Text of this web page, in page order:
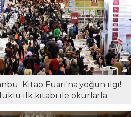
Kitap Fuarı'na yoğun ilgi!
ilk kitabı ile okurlarla